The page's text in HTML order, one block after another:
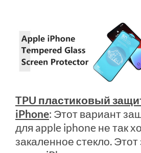
TPU пластиковый
iPhone: Этот вариант
для apple iphone не так
закаленное стекло.